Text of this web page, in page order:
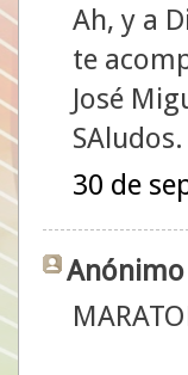
Ah, y a
te
José
SAludos.
30 de